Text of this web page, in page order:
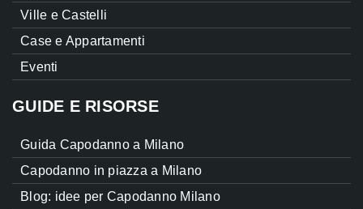
Ville e Castelli
Case e Appartamenti
Eventi
GUIDE E RISORSE
Guida Capodanno a Milano
Capodanno in piazza a Milano
Blog: idee per Capodanno Milano